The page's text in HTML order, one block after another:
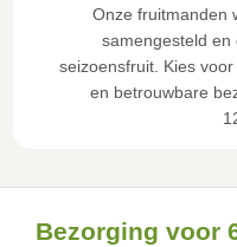
Onze fruitmanden
samengesteld en
seizoensfruit. Kies
en betrouwbare
Bezorging voor